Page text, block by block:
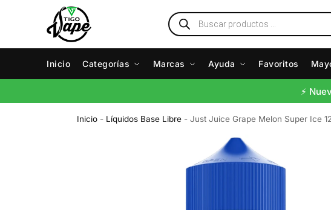
Inicio Categorías Marcas Ayuda Favoritos
⚡️
Inicio - Líquidos Base Libre -Just Juice Grape Melon Super Ice